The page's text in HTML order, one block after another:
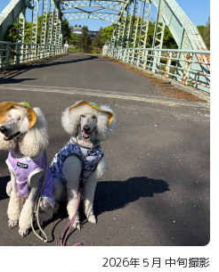
2026年５月 中旬撮影